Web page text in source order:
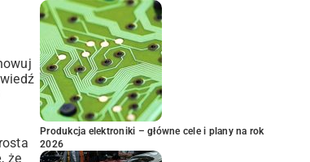
że
Produkcja elektroniki – główne cele i plany na rok
2026